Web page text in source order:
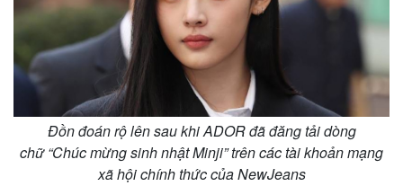
Đồn đoán rộ lên sau khi ADOR đã đăng tải dòng
chữ “Chúc mừng sinh nhật Minji” trên các tài khoản mạng
xã hội chính thức của NewJeans